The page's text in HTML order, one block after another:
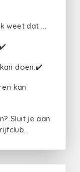
weet dat ...
kan doen.✔️
kan
Sluit je aan